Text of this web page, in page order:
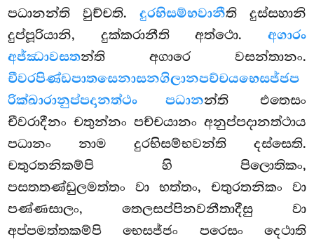
පධානන්ති වුච්චති. දුරභිසම්භවානීති දුස්සහානි
දුප්පූරියානි, දුක්කරානීති අත්ථො. අගාරං
අජ්ඣාවසතන්ති අගාරෙ වසන්තානං.
චීවරපිණ්ඩපාතසෙනාසනගිලානපච්චයභෙසජ්ජප
රික්ඛාරානුප්පදානත්ථං පධානන්ති එතෙසං
චීවරාදීනං චතුන්නං පච්චයානං අනුප්පදානත්ථාය
පධානං නාම දුරභිසම්භවන්ති දස්සෙති.
චතුරතනිකම්පි හි පිලොතිකං,
පසතතණ්ඩුලමත්තං වා භත්තං, චතුරතනිකං වා
පණ්ණසාලං, තෙලසප්පිනවනීතාදීසු වා
අප්පමත්තකම්පි භෙසජ්ජං පරෙසං දෙථාති